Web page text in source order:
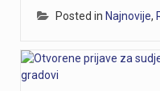
Posted in Najnovije,